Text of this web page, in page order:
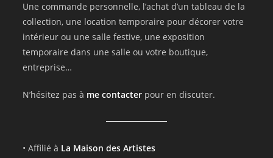
Une commande personnelle, l’achat d’un tableau de la
collection, une location temporaire pour décorer votre
intérieur ou une salle festive, une exposition
temporaire dans une salle ou votre boutique,
entreprise…
N’hésitez pas à me contacter pour en discuter.
• Affilié à La Maison des Artistes